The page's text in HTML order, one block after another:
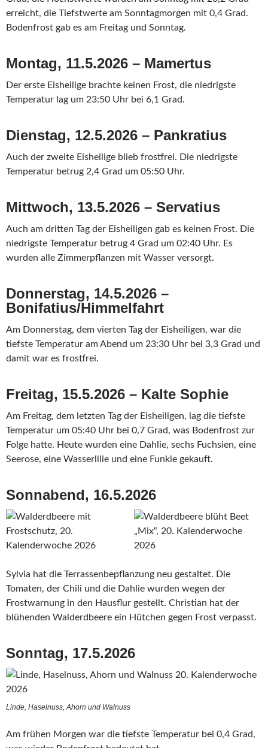
erreicht, die Tiefstwerte am Sonntagmorgen mit 0,4 Grad.
Bodenfrost gab es am Freitag und Sonntag.
Montag, 11.5.2026 – Mamertus
Der erste Eisheilige brachte keinen Frost, die niedrigste
Temperatur lag um 23:50 Uhr bei 6,1 Grad.
Dienstag, 12.5.2026 – Pankratius
Auch der zweite Eisheilige blieb frostfrei. Die niedrigste
Temperatur betrug 2,4 Grad um 05:50 Uhr.
Mittwoch, 13.5.2026 – Servatius
Auch am dritten Tag der Eisheiligen gab es keinen Frost. Die
niedrigste Temperatur betrug 4 Grad um 02:40 Uhr. Es
wurden alle Zimmerpflanzen mit Wasser versorgt.
Donnerstag, 14.5.2026 –
Bonifatius/Himmelfahrt
Am Donnerstag, dem vierten Tag der Eisheiligen, war die
tiefste Temperatur am Abend um 23:30 Uhr bei 3,3 Grad und
damit war es frostfrei.
Freitag, 15.5.2026 – Kalte Sophie
Am Freitag, dem letzten Tag der Eisheiligen, lag die tiefste
Temperatur um 05:40 Uhr bei 0,7 Grad, was Bodenfrost zur
Folge hatte. Heute wurden eine Dahlie, sechs Fuchsien, eine
Seerose, eine Wasserlilie und eine Funkie gekauft.
Sonnabend, 16.5.2026
Sylvia hat die Terrassenbepflanzung neu gestaltet. Die
Tomaten, der Chili und die Dahlie wurden wegen der
Frostwarnung in den Hausflur gestellt. Christian hat der
blühenden Walderdbeere ein Hütchen gegen Frost verpasst.
Sonntag, 17.5.2026
Linde, Haselnuss, Ahorn und Walnuss
Am frühen Morgen war die tiefste Temperatur bei 0,4 Grad,